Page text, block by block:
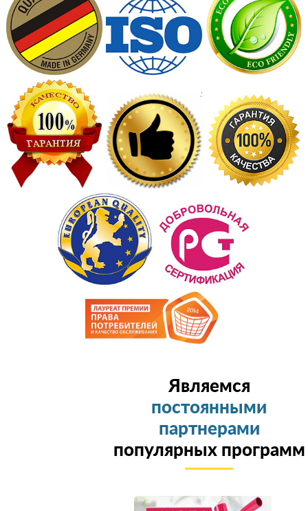
Являемся
постоянными
партнерами
популярных программ